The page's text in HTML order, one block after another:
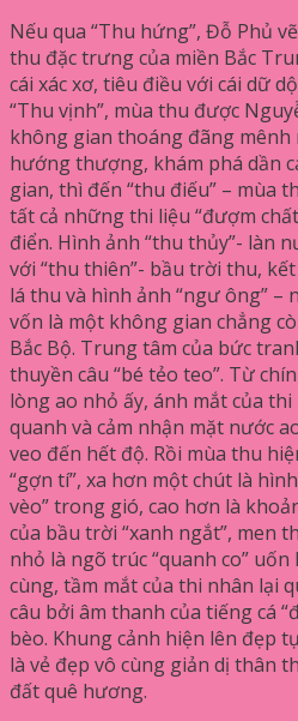
Nếu qua “Thu hứng”, Đỗ Phủ
thu đặc trưng của miền Bắc
cái xác xơ, tiêu điều với cái dữ
“Thu vịnh”, mùa thu được
không gian thoáng đãng mênh
hướng thượng, khám phá dần
gian, thì đến “thu điếu” – mùa
tất cả những thi liệu “đượm
điển. Hình ảnh “thu thủy”- làn
với “thu thiên”- bầu trời thu,
lá thu và hình ảnh “ngư ông” –
vốn là một không gian chẳng
Bắc Bộ. Trung tâm của bức
thuyền câu “bé tẻo teo”. Từ
lòng ao nhỏ ấy, ánh mắt của
quanh và cảm nhận mặt nước
veo đến hết độ. Rồi mùa thu
“gợn tí”, xa hơn một chút là
vèo” trong gió, cao hơn là
của bầu trời “xanh ngắt”, men
nhỏ là ngõ trúc “quanh co”
cùng, tầm mắt của thi nhân lại
câu bởi âm thanh của tiếng cá
bèo. Khung cảnh hiện lên đẹp
là vẻ đẹp vô cùng giản dị thân
đất quê hương.